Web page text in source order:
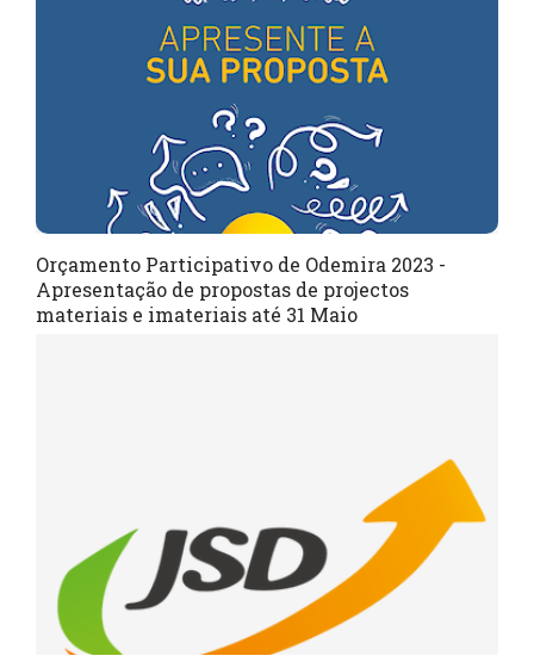
Orçamento Participativo de Odemira 2023 -
Apresentação de propostas de projectos
materiais e imateriais até 31 Maio